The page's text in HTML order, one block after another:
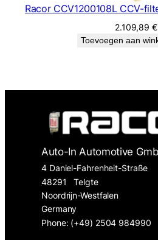
Racor CCV1200108L CCV-
2.109,89€
Toevoegen aan
Auto-In Automotive
4 Daniel-Fahrenheit-Straße
48291
Telgte
Noordrijn-Westfalen
Germany
Phone: (+49) 2504 984990